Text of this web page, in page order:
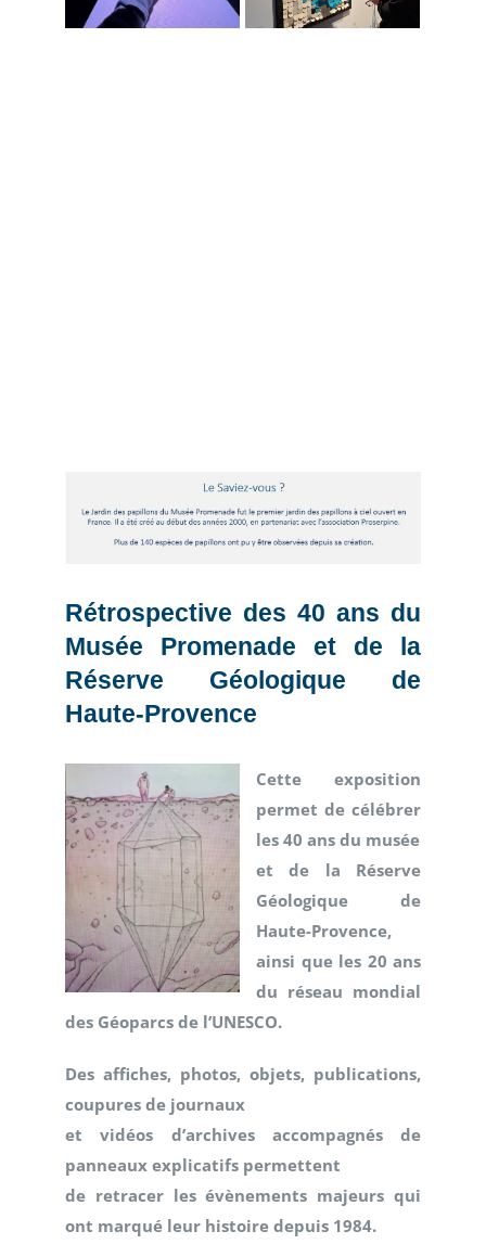
Rétrospective des 40 ans du
Musée Promenade et de la
Réserve Géologique de
Haute-Provence
Cette exposition
permet de célébrer
les 40 ans du musée
et de la Réserve
Géologique de
Haute-Provence,
ainsi que les 20 ans
du réseau mondial
des Géoparcs de l’UNESCO.
Des affiches, photos, objets, publications,
coupures de journaux
et vidéos d’archives accompagnés de
panneaux explicatifs permettent
de retracer les évènements majeurs qui
ont marqué leur histoire depuis 1984.